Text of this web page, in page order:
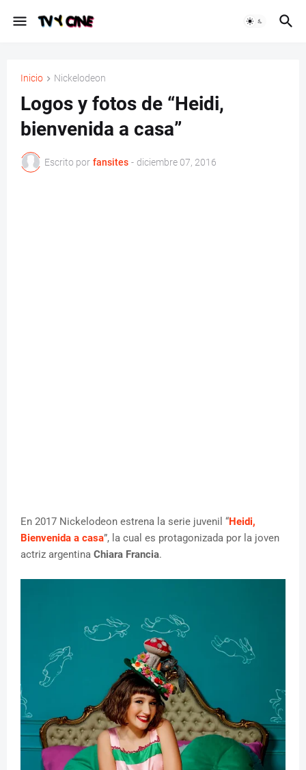
Inicio Nickelodeon
Logos y fotos de “Heidi,
bienvenida a casa”
Escrito por fansites - diciembre 07, 2016
En 2017 Nickelodeon estrena la serie juvenil “Heidi,
Bienvenida a casa”, la cual es protagonizada por la joven
actriz argentina Chiara Francia.